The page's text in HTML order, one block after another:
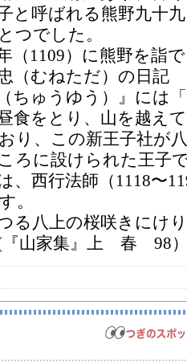
と呼ばれる熊野九十九
つでした。
（1109）に熊野を詣で
（むねただ）の日記
（ちゅうゆう）』には
食をとり、山を越え
り、この新王子社が
ころに設けられた王
、西行法師（1118〜
。
つる八上の桜咲きに
『山家集』上 春 98）